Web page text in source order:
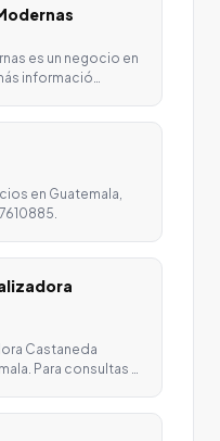
es un negocio en
informació…
en Guatemala,
Castaneda
Para consultas …